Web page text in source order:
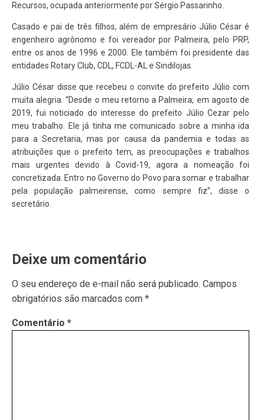
Recursos, ocupada anteriormente por Sérgio Passarinho.
Casado e pai de três filhos, além de empresário Júlio César é
engenheiro agrônomo e foi vereador por Palmeira, pelo PRP,
entre os anos de 1996 e 2000. Ele também foi presidente das
entidades Rotary Club, CDL, FCDL-AL e Sindilojas.
Júlio César disse que recebeu o convite do prefeito Júlio com
muita alegria. “Desde o meu retorno a Palmeira, em agosto de
2019, fui noticiado do interesse do prefeito Júlio Cezar pelo
meu trabalho. Ele já tinha me comunicado sobre a minha ida
para a Secretaria, mas por causa da pandemia e todas as
atribuições que o prefeito tem, as preocupações e trabalhos
mais urgentes devido à Covid-19, agora a nomeação foi
concretizada. Entro no Governo do Povo para somar e trabalhar
pela população palmeirense, como sempre fiz”, disse o
secretário.
Deixe um comentário
O seu endereço de e-mail não será publicado. Campos
obrigatórios são marcados com *
Comentário *